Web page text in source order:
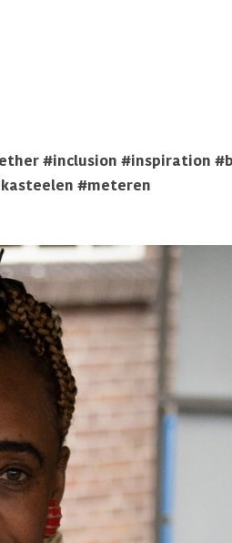
#inclusion #inspiration
#meteren